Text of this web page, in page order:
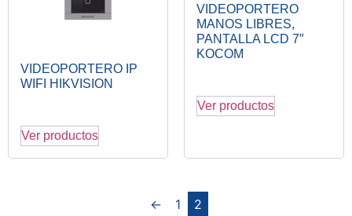
VIDEOPORTERO IP
WIFI HIKVISION
Ver productos
VIDEOPORTERO
MANOS LIBRES,
PANTALLA LCD 7″
KOCOM
Ver productos
← 1 2